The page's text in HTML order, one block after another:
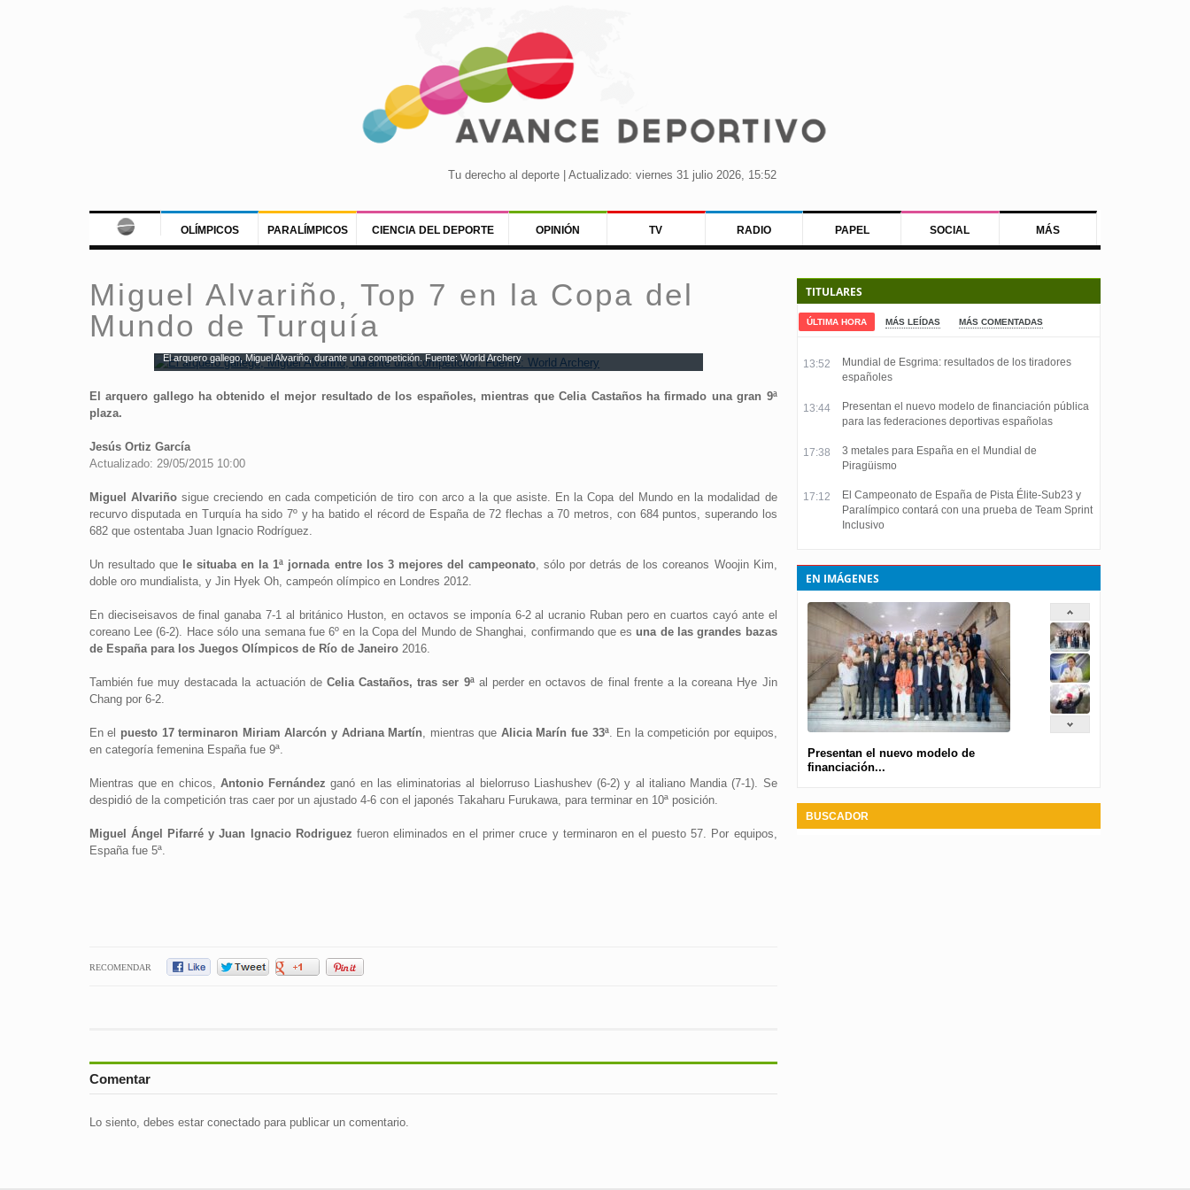
Tu derecho al deporte | Actualizado: viernes 31 julio 2026, 15:52
OLÍMPICOS PARALÍMPICOS CIENCIA DEL DEPORTE OPINIÓN TV RADIO PAPEL SOCIAL MÁS
Miguel Alvariño, Top 7 en la Copa del
Mundo de Turquía
El arquero gallego, Miguel Alvariño, durante una competición. Fuente: World Archery
El arquero gallego ha obtenido el mejor resultado de los españoles, mientras que Celia Castaños ha firmado una gran 9ª
plaza.
Jesús Ortiz García
Actualizado: 29/05/2015 10:00
Miguel Alvariño sigue creciendo en cada competición de tiro con arco a la que asiste. En la Copa del Mundo en la modalidad de
recurvo disputada en Turquía ha sido 7º y ha batido el récord de España de 72 flechas a 70 metros, con 684 puntos, superando los
682 que ostentaba Juan Ignacio Rodríguez.
Un resultado que le situaba en la 1ª jornada entre los 3 mejores del campeonato, sólo por detrás de los coreanos Woojin Kim,
doble oro mundialista, y Jin Hyek Oh, campeón olímpico en Londres 2012.
En dieciseisavos de final ganaba 7-1 al británico Huston, en octavos se imponía 6-2 al ucranio Ruban pero en cuartos cayó ante el
coreano Lee (6-2). Hace sólo una semana fue 6º en la Copa del Mundo de Shanghai, confirmando que es una de las grandes bazas
de España para los Juegos Olímpicos de Río de Janeiro2016.
También fue muy destacada la actuación de Celia Castaños, tras ser 9ªal perder en octavos de final frente a la coreana Hye Jin
Chang por 6-2.
En el puesto 17 terminaron Miriam Alarcón y Adriana Martín, mientras que Alicia Marín fue 33ª. En la competición por equipos,
en categoría femenina España fue 9ª.
Mientras que en chicos, Antonio Fernández ganó en las eliminatorias al bielorruso Liashushev (6-2) y al italiano Mandia (7-1). Se
despidió de la competición tras caer por un ajustado 4-6 con el japonés Takaharu Furukawa, para terminar en 10ª posición.
Miguel Ángel Pifarré y Juan Ignacio Rodriguez fueron eliminados en el primer cruce y terminaron en el puesto 57. Por equipos,
España fue 5ª.
RECOMENDAR
Comentar
Lo siento, debes estar conectadopara publicar un comentario.
TITULARES
ÚLTIMA HORA MÁS LEÍDAS MÁS COMENTADAS
13:52
Mundial de Esgrima: resultados de los tiradores
españoles
13:44
Presentan el nuevo modelo de financiación pública
para las federaciones deportivas españolas
17:38
3 metales para España en el Mundial de
Piragüismo
17:12
El Campeonato de España de Pista Élite-Sub23 y
Paralímpico contará con una prueba de Team Sprint
Inclusivo
EN IMÁGENES
Presentan el nuevo modelo de
financiación...
BUSCADOR